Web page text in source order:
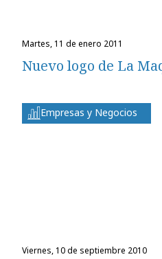
martes, 11 de enero 2011
Nuevo logo de La
Empresas y Negocios
viernes, 10 de septiembre 2010